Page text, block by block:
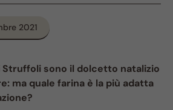
2021
Struffoli sono il dolcetto natalizio
ma quale farina è la più adatta